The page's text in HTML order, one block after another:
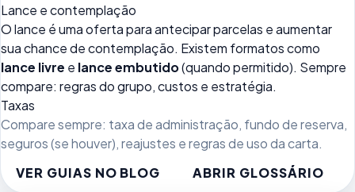
Lance e contemplação
O lance é uma oferta para antecipar parcelas e aumentar
sua chance de contemplação. Existem formatos como
lance livre e lance embutido(quando permitido). Sempre
compare: regras do grupo, custos e estratégia.
Taxas
Compare sempre: taxa de administração, fundo de reserva,
seguros (se houver), reajustes e regras de uso da carta.
VER GUIAS NO BLOG
ABRIR GLOSSÁRIO